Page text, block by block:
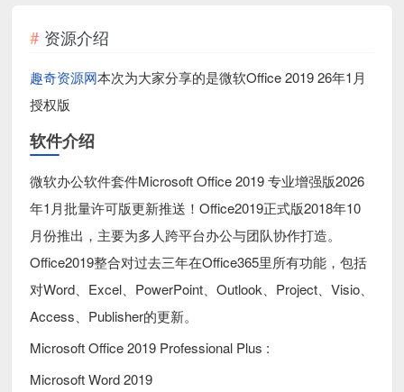
资源介绍
趣奇资源网本次为大家分享的是微软Office 2019 26年1月
授权版
软件介绍
微软办公软件套件Microsoft Office 2019 专业增强版2026
年1月批量许可版更新推送！Office2019正式版2018年10
月份推出，主要为多人跨平台办公与团队协作打造。
Office2019整合对过去三年在Office365里所有功能，包括
对Word、Excel、PowerPoint、Outlook、Project、Visio、
Access、Publisher的更新。
Microsoft Office 2019 Professional Plus :
Microsoft Word 2019